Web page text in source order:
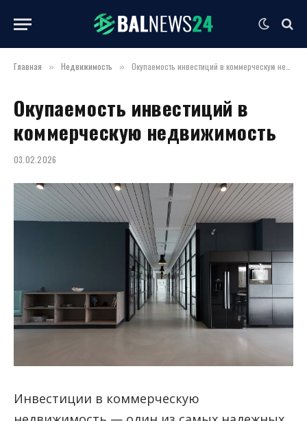
Главная » Недвижимость » Окупаемость инвестиций в коммерческую недвижимость
Окупаемость инвестиций в
коммерческую недвижимость
03.02.2026
Инвестиции в коммерческую